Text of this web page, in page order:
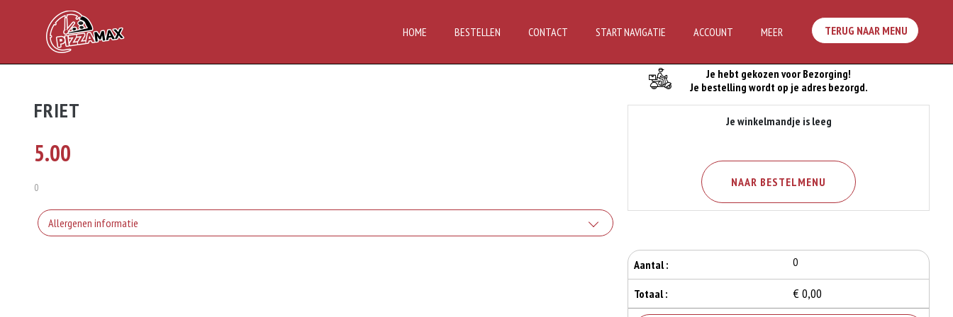
HOME BESTELLEN CONTACT START NAVIGATIE ACCOUNT MEER TERUG NAAR MENU
FRIET
5.00
0
Allergenen informatie
Je hebt gekozen voor Bezorging!
Je bestelling wordt op je adres bezorgd.
Je winkelmandje is leeg
NAAR BESTELMENU
Aantal : 0
Totaal : € 0,00
Je Bestelling